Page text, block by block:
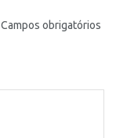
Campos obrigatórios